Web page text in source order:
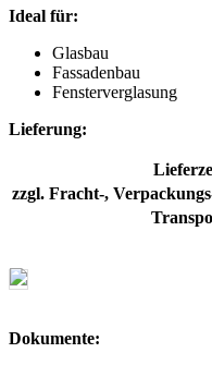
Ideal für:
Glasbau
Fassadenbau
Fensterverglasung
Lieferung:
zzgl. Fracht-,
Dokumente: